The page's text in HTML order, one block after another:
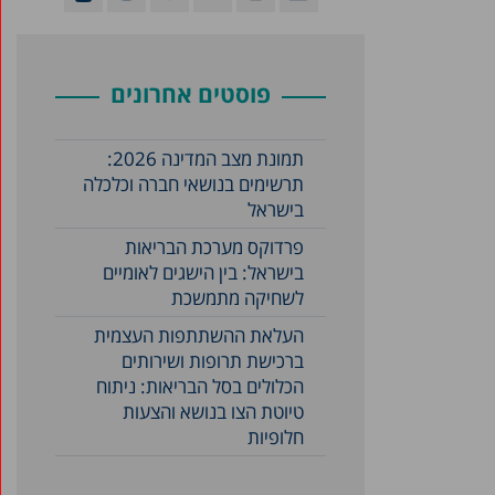
פוסטים אחרונים
תמונת מצב המדינה 2026:
תרשימים בנושאי חברה וכלכלה
בישראל
פרדוקס מערכת הבריאות
בישראל: בין הישגים לאומיים
לשחיקה מתמשכת
העלאת ההשתתפות העצמית
ברכישת תרופות ושירותים
הכלולים בסל הבריאות: ניתוח
טיוטת הצו בנושא והצעות
חלופיות